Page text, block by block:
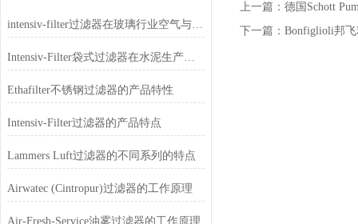
intensiv-filter过滤器在玻璃行业空气与尘埃过滤的应用
Intensiv-Filter袋式过滤器在水泥生产过程中的应用
Ethafilter不锈钢过滤器的产品特性
Intensiv-Filter过滤器的产品特点
Lammers Luft过滤器的不同系列的特点
Airwatec (Cintropur)过滤器的工作原理
Air-Fresh-Service油雾过滤器的工作原理
上一篇： 德国Schott
下一篇： Bonfiglioli邦